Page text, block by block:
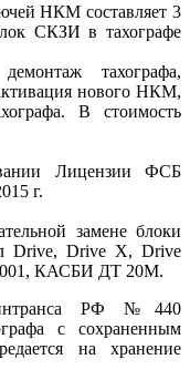
НКМ составляет 3
СКЗИ в тахографе
тахографа,
нового НКМ,
В стоимость
Лицензии ФСБ
г.
замене блоки
Drive, Drive X, Drive
001, КАСБИ ДТ 20М.
РФ №440
с сохраненным
на хранение